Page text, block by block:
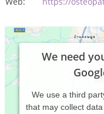
We need
We use a third
that may collect